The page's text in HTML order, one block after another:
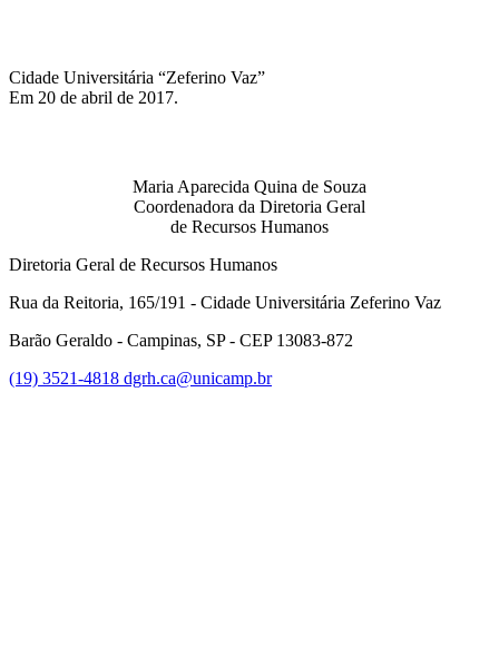
Cidade Universitária “Zeferino Vaz”
Em 20 de abril de 2017.
Maria Aparecida Quina de Souza
Coordenadora da Diretoria Geral
de Recursos Humanos
Diretoria Geral de Recursos Humanos
Rua da Reitoria, 165/191 - Cidade Universitária Zeferino Vaz
Barão Geraldo - Campinas, SP - CEP 13083-872
(19) 3521-4818 dgrh.ca@unicamp.br